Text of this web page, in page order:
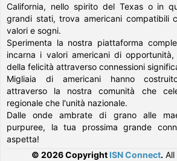
California, nello spirito del Texas o in
grandi stati, trova americani compatibili
valori e sogni.
Sperimenta la nostra piattaforma
incarna i valori americani di
della felicità attraverso connessioni
Migliaia di americani hanno
attraverso la nostra comunità che
regionale che l'unità nazionale.
Dalle onde ambrate di grano alle
purpuree, la tua prossima grande
aspetta!
© 2026 Copyright ISN Connect.